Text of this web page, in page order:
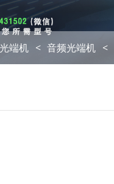
光端机 音频光端机